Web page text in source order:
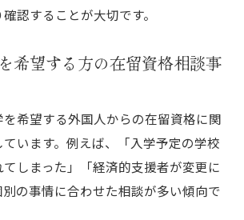
認することが大切です。
希望する方の在留資格相談事
希望する外国人からの在留資格に関
います。例えば、「入学予定の学校
しまった」「経済的支援者が変更に
の事情に合わせた相談が多い傾向で